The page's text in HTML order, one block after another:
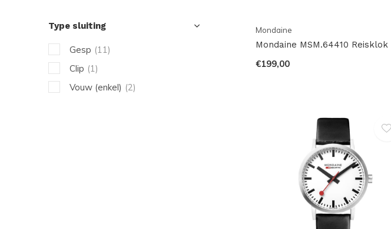
Mondaine
Mondaine MSM.64410 Reisklok
€199,00
Type sluiting
Gesp (11)
Clip (1)
Vouw (enkel) (2)